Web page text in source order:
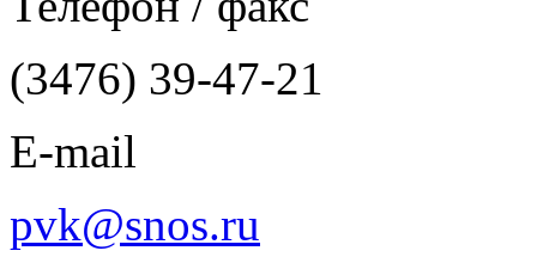
(3476) 39-47-21
E-mail
pvk@snos.ru